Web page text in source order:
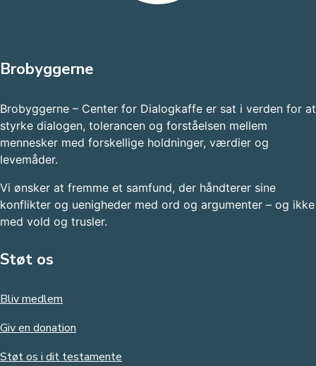
Brobyggerne
Brobyggerne – Center for Dialogkaffe er sat i verden for at
styrke dialogen, tolerancen og forståelsen mellem
mennesker med forskellige holdninger, værdier og
levemåder.
Vi ønsker at fremme et samfund, der håndterer sine
konflikter og uenigheder med ord og argumenter – og ikke
med vold og trusler.​
Støt os
Bliv medlem
Giv en donation
Støt os i dit testamente